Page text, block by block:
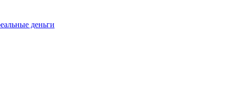
деньги